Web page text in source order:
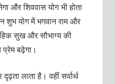
और शिववास योग भी होता
शुभ योग में भगवान राम और
सुख और सौभाग्‍य की
प्रेम बढ़ेगा।
लाता है। वहीं सर्वार्थ